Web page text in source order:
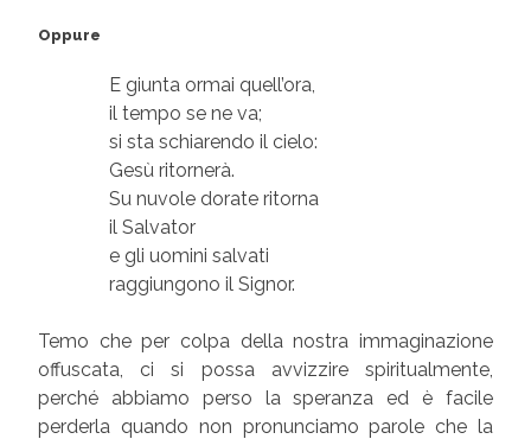
Oppure
E giunta ormai quell’ora,
il tempo se ne va;
si sta schiarendo il cielo:
Gesù ritornerà.
Su nuvole dorate ritorna
il Salvator
e gli uomini salvati
raggiungono il Signor.
Temo che per colpa della nostra immaginazione
offuscata, ci si possa avvizzire spiritualmente,
perché abbiamo perso la speranza ed è facile
perderla quando non pronunciamo parole che la